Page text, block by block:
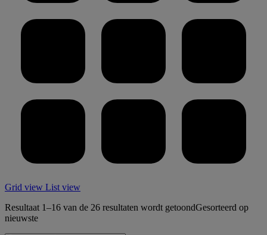
Grid view List view
Resultaat 1–16 van de 26 resultaten wordt getoondGesorteerd op
nieuwste